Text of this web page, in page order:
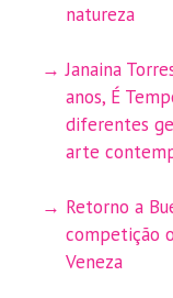
natureza
Janaina
anos, É
diferentes
arte
Retorno a
competição
Veneza